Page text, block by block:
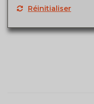
Réinitialiser